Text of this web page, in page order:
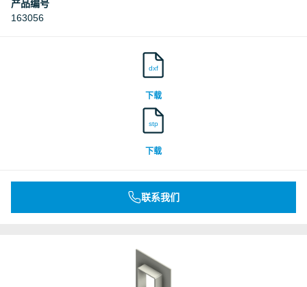
产品编号
163056
dxf
下载
stp
下载
联系我们